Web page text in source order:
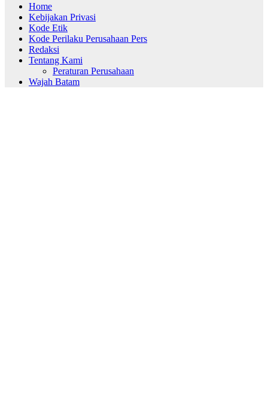
Home
Kebijakan Privasi
Kode Etik
Kode Perilaku Perusahaan Pers
Redaksi
Tentang Kami
Peraturan Perusahaan
Wajah Batam